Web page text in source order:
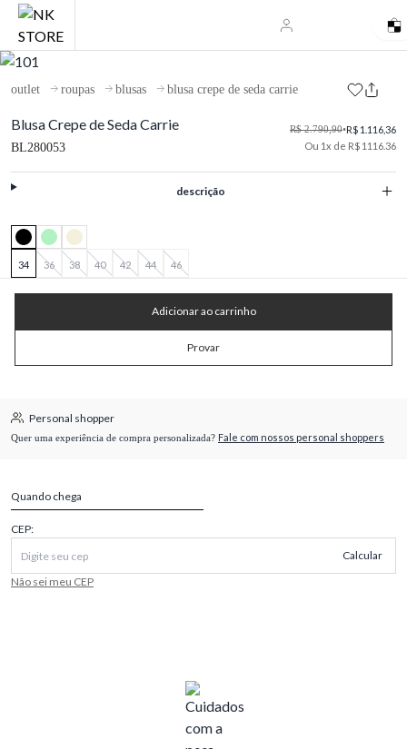
outlet roupas blusas blusa crepe de seda carrie
Blusa Crepe de Seda Carrie
BL280053
R$ 2.790,90•R$ 1.116,36
Ou 1x de R$ 1116.36
descrição
34 36 38 40 42 44 46
Adicionar ao carrinho
Provar
Personal shopper
Quer uma experiência de compra personalizada? Fale com nossos personal shoppers
Quando chega
CEP:
Calcular
Não sei meu CEP